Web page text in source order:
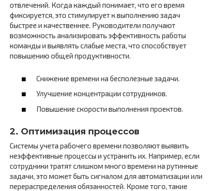
отвлечений. Когда каждый понимает, что его время
фиксируется, это стимулирует к выполнению задач
быстрее и качественнее. Руководители получают
возможность анализировать эффективность работы
команды и выявлять слабые места, что способствует
повышению общей продуктивности.
Снижение времени на бесполезные задачи.
Улучшение концентрации сотрудников.
Повышение скорости выполнения проектов.
2. Оптимизация процессов
Системы учета рабочего времени позволяют выявить
неэффективные процессы и устранить их. Например, если
сотрудники тратят слишком много времени на рутинные
задачи, это может быть сигналом для автоматизации или
перераспределения обязанностей. Кроме того, такие